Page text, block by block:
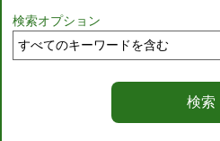
検索オプション